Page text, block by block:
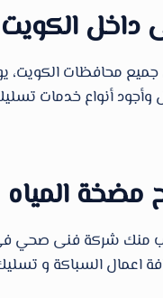
الكويت
محافظات الكويت،
أنواع خدمات تسليك
مضخة المياه
شركة فنى صحي فى
السباكة و تسليك